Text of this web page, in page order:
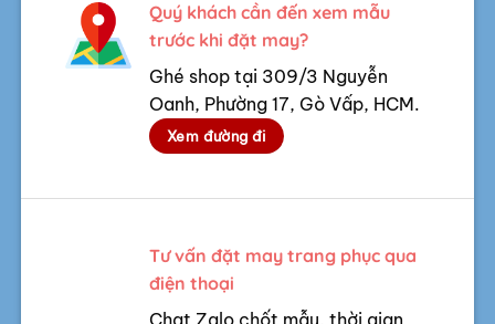
Quý khách cần đến xem mẫu
trước khi đặt may?
Ghé shop tại 309/3 Nguyễn
Oanh, Phường 17, Gò Vấp, HCM.
Xem đường đi
Tư vấn đặt may trang phục qua
điện thoại